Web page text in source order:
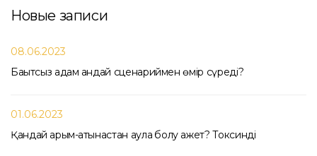
Новые записи
08.06.2023
Бақытсыз адам қандай сценариймен өмір сүреді?
01.06.2023
Қандай қарым-қатынастан аулақ болу қажет? Токсинді